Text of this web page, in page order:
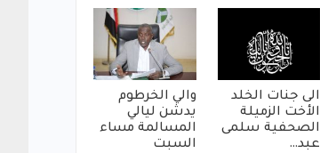
الى جنات الخلد
الأخت الزميلة
الصحفية سلمى
عبد…
والي الخرطوم
يدشن ليالي
المسالمة مساء
السبت